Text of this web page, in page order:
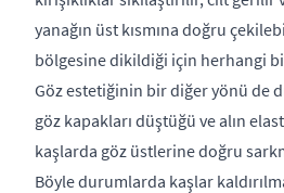
yanağın üst kısmına doğru
bölgesine dikildiği için herhangi
Göz estetiğinin bir diğer yönü de
göz kapakları düştüğü ve alın
kaşlarda göz üstlerine doğru
Böyle durumlarda kaşlar